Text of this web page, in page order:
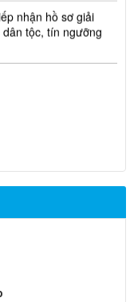
nhận hồ sơ giải
tộc, tín ngưỡng